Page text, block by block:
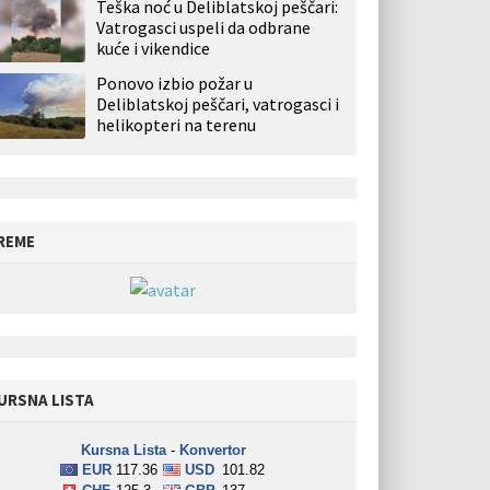
Teška noć u Deliblatskoj peščari:
Vatrogasci uspeli da odbrane
kuće i vikendice
Ponovo izbio požar u
Deliblatskoj peščari, vatrogasci i
helikopteri na terenu
LISTA